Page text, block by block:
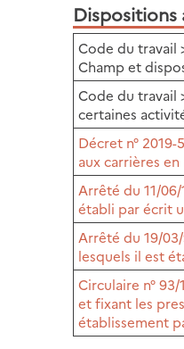
Dispositions
Code du travail
Champ et
Code du travail
certaines
Décret n°
aux carrières
Arrêté du 11/
établi par écrit
Arrêté du 19/
lesquels il est
Circulaire n°
et fixant les
établissement